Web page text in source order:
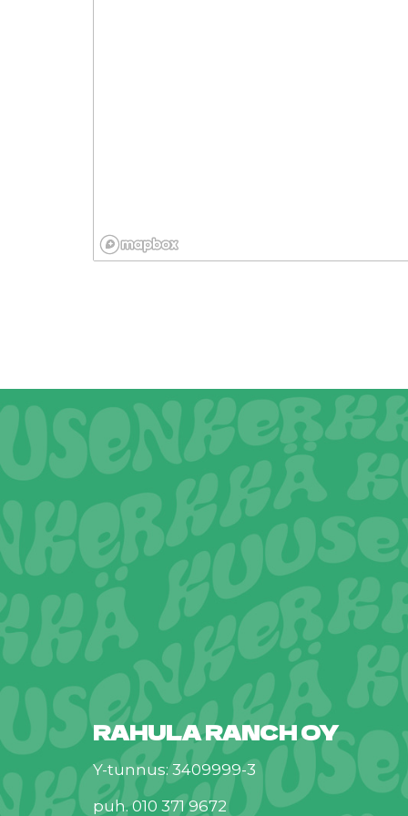
RAHULA RANCH OY
Y-tunnus: 3409999-3
puh. 010 371 9672